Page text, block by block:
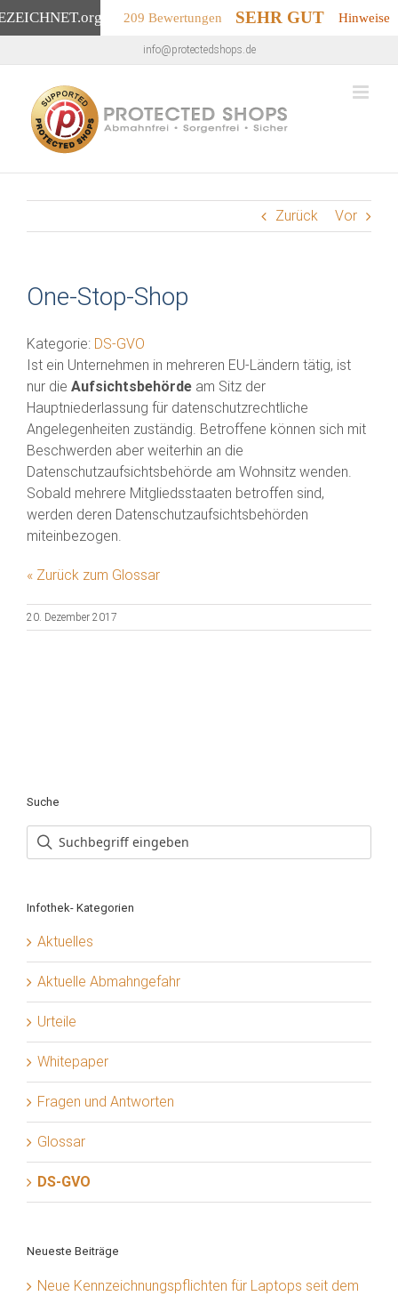
.org 209 Bewertungen SEHR GUT Hinweise
Inhalt
springen
info@protectedshops.de
Zurück Vor
One-Stop-Shop
Kategorie: DS-GVO
Ist ein Unternehmen in mehreren EU-Ländern tätig, ist
nur die Aufsichtsbehörde am Sitz der
Hauptniederlassung für datenschutzrechtliche
Angelegenheiten zuständig. Betroffene können sich mit
Beschwerden aber weiterhin an die
Datenschutzaufsichtsbehörde am Wohnsitz wenden.
Sobald mehrere Mitgliedsstaaten betroffen sind,
werden deren Datenschutzaufsichtsbehörden
miteinbezogen.
« Zurück zum Glossar
20. Dezember 2017
Suche
Infothek- Kategorien
Aktuelles
Aktuelle Abmahngefahr
Urteile
Whitepaper
Fragen und Antworten
Glossar
DS-GVO
Neueste Beiträge
Neue Kennzeichnungspflichten für Laptops seit dem